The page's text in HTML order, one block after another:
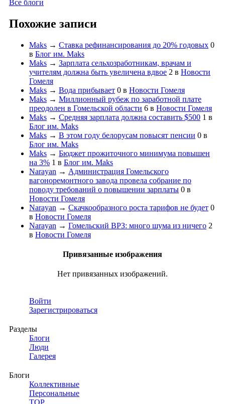
Все блоги
Похожие записи
Maks → Ставка рефинансирования до 20% годовых 0
в Блог им. Maks
Maks → Зарплата сельхозработникам, врачам и
учителям должна быть увеличена вдвое 2 в Новости
Гомеля
Maks → Вода прибывает 0 в Новости Гомеля
Maks → Миллионный рубеж по заработной плате
преодолен в Гомельской области 6 в Новости Гомеля
Maks → Средняя зарплата должна составить $500 1 в
Блог им. Maks
Maks → В этом году белорусам повысят пенсии 0 в
Блог им. Maks
Maks → Бюджет прожиточного минимума повышен
на 3% 1 в Блог им. Maks
Narayan → Администрация Гомельского
вагоноремонтного завода провела собрание по
поводу требований о повышении зарплаты 0 в
Новости Гомеля
Narayan → Скачкообразного роста тарифов не будет 0
в Новости Гомеля
Narayan → Гомельский ВРЗ: много шума из ничего 2
в Новости Гомеля
Привязанные изображения
Нет привязанных изображений.
Войти
Зарегистрироваться
Разделы
Блоги
Люди
Галерея
Блоги
Коллективные
Персональные